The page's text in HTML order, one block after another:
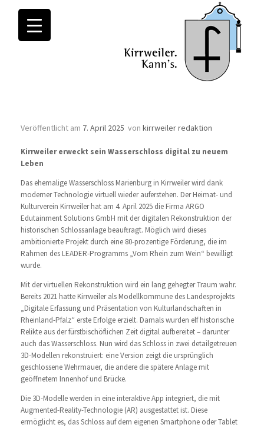
Veröffentlicht am 7. April 2025 von kirrweiler redaktion
Kirrweiler erweckt sein Wasserschloss digital zu neuem
Leben
Das ehemalige Wasserschloss Marienburg in Kirrweiler wird dank
moderner Technologie virtuell wieder auferstehen. Der Heimat- und
Kulturverein Kirrweiler hat am 4. April 2025 die Firma ARGO
Edutainment Solutions GmbH mit der digitalen Rekonstruktion der
historischen Schlossanlage beauftragt. Möglich wird dieses
ambitionierte Projekt durch eine 80-prozentige Förderung, die im
Rahmen des LEADER-Programms „Vom Rhein zum Wein“ bewilligt
wurde.
Mit der virtuellen Rekonstruktion wird ein lang gehegter Traum wahr.
Bereits 2021 hatte Kirrweiler als Modellkommune des Landesprojekts
„Digitale Erfassung und Präsentation von Kulturlandschaften in
Rheinland-Pfalz“ erste Erfolge erzielt. Damals wurden elf historische
Relikte aus der fürstbischöflichen Zeit digital aufbereitet – darunter
auch das Wasserschloss. Nun wird das Schloss in zwei detailgetreuen
3D-Modellen rekonstruiert: eine Version zeigt die ursprünglich
geschlossene Wehrmauer, die andere die spätere Anlage mit
geöffnetem Innenhof und Brücke.
Die 3D-Modelle werden in eine interaktive App integriert, die mit
Augmented-Reality-Technologie (AR) ausgestattet ist. Diese
ermöglicht es, das Schloss auf dem eigenen Smartphone oder Tablet